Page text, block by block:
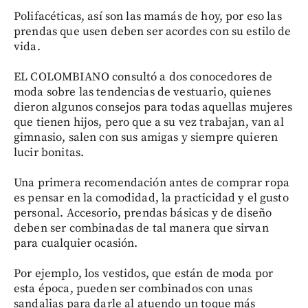
Polifacéticas, así son las mamás de hoy, por eso las
prendas que usen deben ser acordes con su estilo de
vida.
EL COLOMBIANO consultó a dos conocedores de
moda sobre las tendencias de vestuario, quienes
dieron algunos consejos para todas aquellas mujeres
que tienen hijos, pero que a su vez trabajan, van al
gimnasio, salen con sus amigas y siempre quieren
lucir bonitas.
Una primera recomendación antes de comprar ropa
es pensar en la comodidad, la practicidad y el gusto
personal. Accesorio, prendas básicas y de diseño
deben ser combinadas de tal manera que sirvan
para cualquier ocasión.
Por ejemplo, los vestidos, que están de moda por
esta época, pueden ser combinados con unas
sandalias para darle al atuendo un toque más